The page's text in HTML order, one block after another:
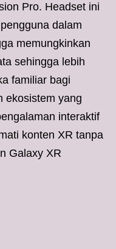
Pro. Headset ini
dalam
memungkinkan
sehingga lebih
familiar bagi
ekosistem yang
interaktif
konten XR tanpa
Galaxy XR